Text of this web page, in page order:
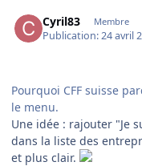
Cyril83 Membre
Publication:24 avril
Pourquoi CFF suisse
le menu.
Une idée : rajouter "Je
dans la liste des
et plus clair.